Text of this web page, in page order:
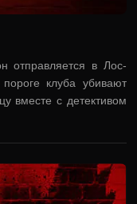
отправляется в Лос-
клуба убивают
вместе с детективом